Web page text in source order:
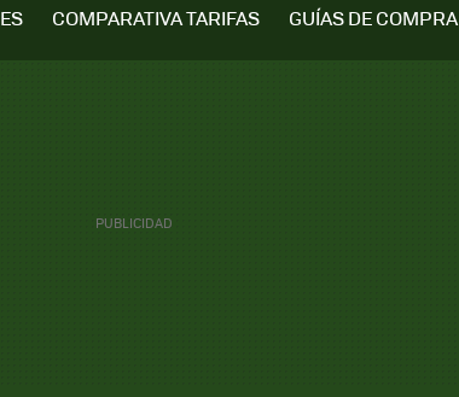
COMPARATIVA TARIFAS
GUÍAS DE COMPRA